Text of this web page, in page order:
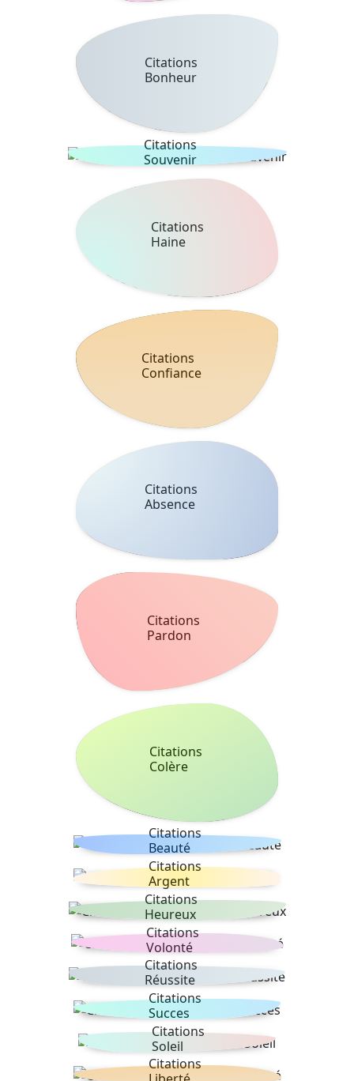
Citations
Bonheur
Citations
Souvenir
Citations
Haine
Citations
Confiance
Citations
Absence
Citations
Pardon
Citations
Colère
Citations
Beauté
Citations
Argent
Citations
Heureux
Citations
Volonté
Citations
Réussite
Citations
Succes
Citations
Soleil
Citations